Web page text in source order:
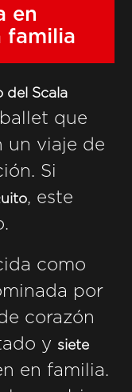
en
familia
del Scala
que
un viaje de
Si
, este
como
por
corazón
y siete
en familia.